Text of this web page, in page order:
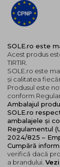
SOLE.ro este
Acest produs
TIRTIR.
SOLE.ro este
și calitatea
Produsul este
conform
Ambalajul
SOLE.ro
ambalajele și
Regulamentul
2024/825 –
Cumpără
verifică dacă
a brandului.